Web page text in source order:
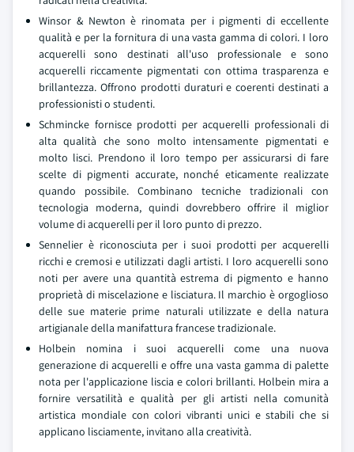
Winsor & Newton è rinomata per i pigmenti di eccellente
qualità e per la fornitura di una vasta gamma di colori. I loro
acquerelli sono destinati all'uso professionale e sono
acquerelli riccamente pigmentati con ottima trasparenza e
brillantezza. Offrono prodotti duraturi e coerenti destinati a
professionisti o studenti.
Schmincke fornisce prodotti per acquerelli professionali di
alta qualità che sono molto intensamente pigmentati e
molto lisci. Prendono il loro tempo per assicurarsi di fare
scelte di pigmenti accurate, nonché eticamente realizzate
quando possibile. Combinano tecniche tradizionali con
tecnologia moderna, quindi dovrebbero offrire il miglior
volume di acquerelli per il loro punto di prezzo.
Sennelier è riconosciuta per i suoi prodotti per acquerelli
ricchi e cremosi e utilizzati dagli artisti. I loro acquerelli sono
noti per avere una quantità estrema di pigmento e hanno
proprietà di miscelazione e lisciatura. Il marchio è orgoglioso
delle sue materie prime naturali utilizzate e della natura
artigianale della manifattura francese tradizionale.
Holbein nomina i suoi acquerelli come una nuova
generazione di acquerelli e offre una vasta gamma di palette
nota per l'applicazione liscia e colori brillanti. Holbein mira a
fornire versatilità e qualità per gli artisti nella comunità
artistica mondiale con colori vibranti unici e stabili che si
applicano lisciamente, invitano alla creatività.